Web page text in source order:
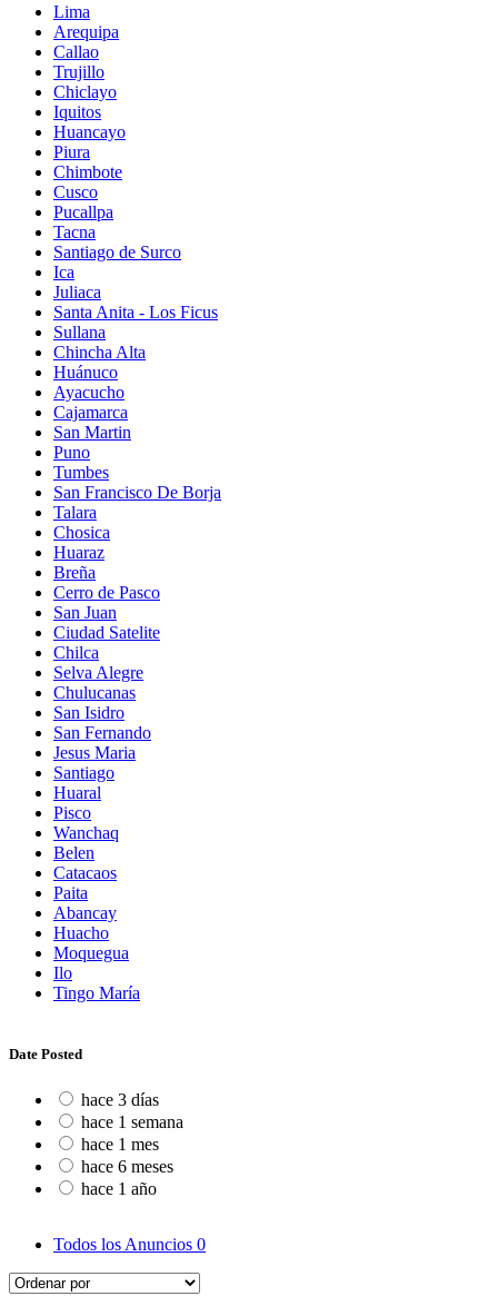
Lima
Arequipa
Callao
Trujillo
Chiclayo
Iquitos
Huancayo
Piura
Chimbote
Cusco
Pucallpa
Tacna
Santiago de Surco
Ica
Juliaca
Santa Anita - Los Ficus
Sullana
Chincha Alta
Huánuco
Ayacucho
Cajamarca
San Martin
Puno
Tumbes
San Francisco De Borja
Talara
Chosica
Huaraz
Breña
Cerro de Pasco
San Juan
Ciudad Satelite
Chilca
Selva Alegre
Chulucanas
San Isidro
San Fernando
Jesus Maria
Santiago
Huaral
Pisco
Wanchaq
Belen
Catacaos
Paita
Abancay
Huacho
Moquegua
Ilo
Tingo María
Date Posted
hace 3 días
hace 1 semana
hace 1 mes
hace 6 meses
hace 1 año
Todos los Anuncios 0